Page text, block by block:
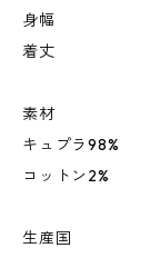
身幅
着丈
素材
キュプラ98%
コットン2%
生産国